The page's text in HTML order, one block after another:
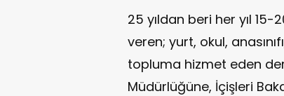
25 yıldan beri her yıl
veren; yurt, okul,
topluma hizmet eden
Müdürlüğüne, İçişleri